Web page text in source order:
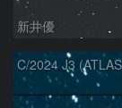
新井優
C/2024 J3